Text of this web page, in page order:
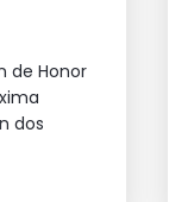
de Honor
dos